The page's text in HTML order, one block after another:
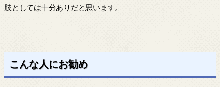
肢としては十分ありだと思います。
こんな人にお勧め